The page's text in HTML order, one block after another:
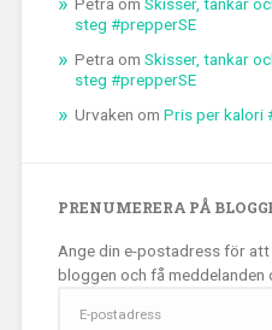
steg #prepperSE
Petra om Skisser, tankar
steg #prepperSE
Urvaken om Pris per kalori
PRENUMERERA PÅ
Ange din e-postadress för
bloggen och få meddelanden
postadress